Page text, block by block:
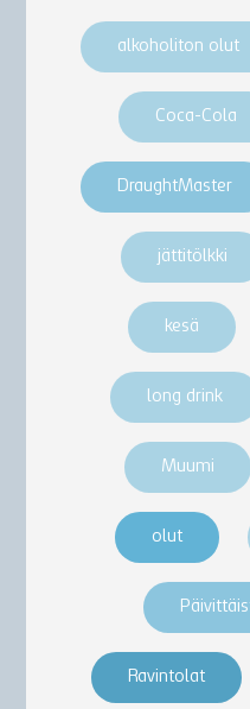
alkoholiton olut
Coca-Cola
DraughtMaster
jättitölkki
kesä
long drink
Muumi
olut
Ravintolat